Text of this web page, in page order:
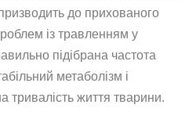
до прихованого
із травленням у
підібрана частота
метаболізм і
тривалість життя тварини.